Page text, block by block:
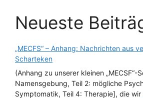
Neueste
„MECFS“ – Anhang: Nachrichten aus
Scharteken
(Anhang zu unserer kleinen „MECSF“-
Namensgebung, Teil 2: mögliche
Symptomatik, Teil 4: Therapie], die wir